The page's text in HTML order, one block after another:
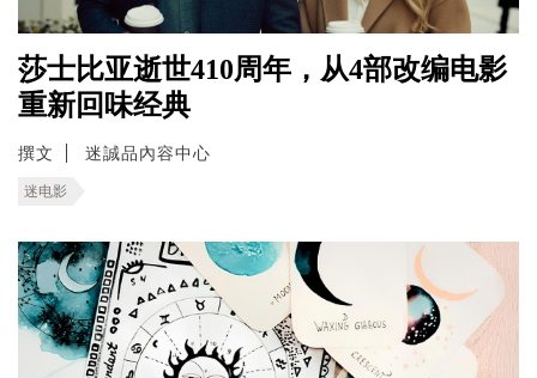
莎士比亚逝世410周年，从4部改编电影
重新回味经典
撰文 迷誠品內容中心
迷电影